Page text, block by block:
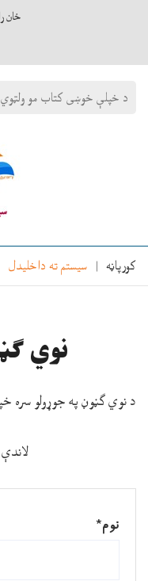
ځان
کورپاڼه سيستم ته داخليدل
نوي
د نوي ګڼوڼ په جوړولو سره
نوم*